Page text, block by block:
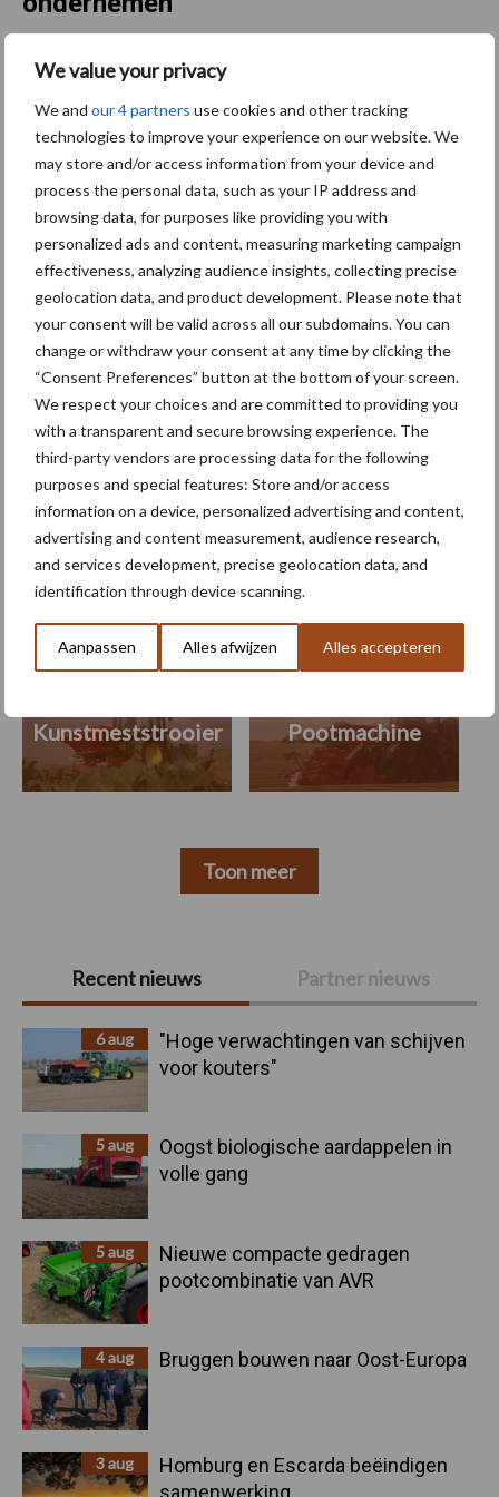
We value your privacy
We and our 4 partners use cookies and other tracking
technologies to improve your experience on our website. We
may store and/or access information from your device and
process the personal data, such as your IP address and
browsing data, for purposes like providing you with
personalized ads and content, measuring marketing campaign
effectiveness, analyzing audience insights, collecting precise
geolocation data, and product development. Please note that
your consent will be valid across all our subdomains. You can
change or withdraw your consent at any time by clicking the
“Consent Preferences” button at the bottom of your screen.
We respect your choices and are committed to providing you
with a transparent and secure browsing experience. The
third-party vendors are processing data for the following
purposes and special features: Store and/or access
information on a device, personalized advertising and content,
advertising and content measurement, audience research,
and services development, precise geolocation data, and
identification through device scanning.
Aanpassen Alles afwijzen Alles accepteren
Primaire
Sidebar
Recent nieuws Partner nieuws
6 aug
"Hoge verwachtingen van schijven
voor kouters"
5 aug
Oogst biologische aardappelen in
volle gang
5 aug
Nieuwe compacte gedragen
pootcombinatie van AVR
4 aug Bruggen bouwen naar Oost-Europa
3 aug
Homburg en Escarda beëindigen
samenwerking
Bruggen bouwen naar Oost-
Middel besparen met
precisiespuiten: “Elke
druppel op de juiste plek”
Agrarische grondprijs stijgt
in tweede kwartaal naar
108.500 euro per hectare
Themapagina's
Machines Duurzaamheid
Kunstmeststrooier Pootmachine
Toon meer